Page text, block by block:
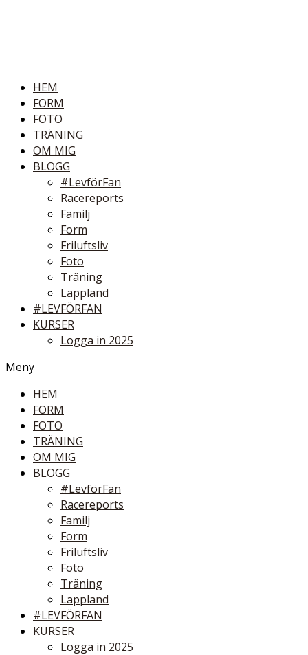
HEM
FORM
FOTO
TRÄNING
OM MIG
BLOGG
#LevförFan
Racereports
Familj
Form
Friluftsliv
Foto
Träning
Lappland
#LEVFÖRFAN
KURSER
Logga in 2025
Meny
HEM
FORM
FOTO
TRÄNING
OM MIG
BLOGG
#LevförFan
Racereports
Familj
Form
Friluftsliv
Foto
Träning
Lappland
#LEVFÖRFAN
KURSER
Logga in 2025